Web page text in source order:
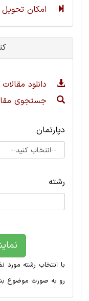
امکان
دانلود
جستجوی
دپارتمان
رشته
با انتخاب رشته مورد
رو به صورت موضوع